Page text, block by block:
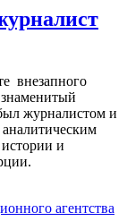
внезапного
журналистом и
и